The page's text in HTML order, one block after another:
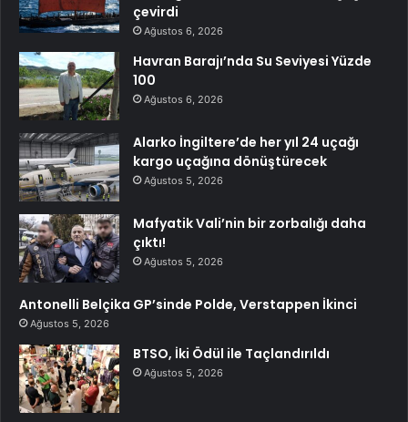
çevirdi
Ağustos 6, 2026
Havran Barajı’nda Su Seviyesi Yüzde
100
Ağustos 6, 2026
Alarko İngiltere’de her yıl 24 uçağı
kargo uçağına dönüştürecek
Ağustos 5, 2026
Mafyatik Vali’nin bir zorbalığı daha
çıktı!
Ağustos 5, 2026
Antonelli Belçika GP’sinde Polde, Verstappen İkinci
Ağustos 5, 2026
BTSO, İki Ödül ile Taçlandırıldı
Ağustos 5, 2026